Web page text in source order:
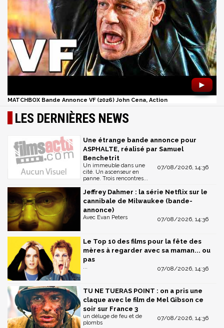
►
MATCHBOX Bande Annonce VF (2026) John Cena, Action
LES DERNIÈRES NEWS
Une étrange bande annonce pour
ASPHALTE, réalisé par Samuel
Benchetrit
07/08/2026, 14:36
Un immeuble dans une
cité. Un ascenseur en
panne. Trois rencontres...
Jeffrey Dahmer : la série Netflix sur le
cannibale de Milwaukee (bande-
annonce)
07/08/2026, 14:36
Avec Evan Peters
Le Top 10 des films pour la fête des
mères à regarder avec sa maman... ou
pas
07/08/2026, 14:36
...
TU NE TUERAS POINT : on a pris une
claque avec le film de Mel Gibson ce
soir sur France 3
07/08/2026, 14:36
un déluge de feu et de
plombs